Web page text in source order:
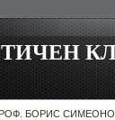
БОРИС